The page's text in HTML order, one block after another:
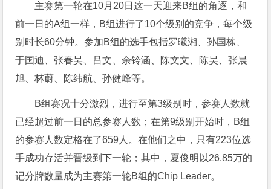
主赛第一轮在10月20日这一天迎来B组的角逐，和
前一日的A组一样，B组进行了10个级别的竞争，每个级
别时长60分钟。参加B组的选手包括罗曦湘、孙国栋、
于国迪、张春昊、吕文、余铃涵、陈文文、陈昊、张晨
旭、林蔚、陈纬航、孙健峰等。
B组赛况十分激烈，进行至第3级别时，参赛人数就
已经超过前一日的总参赛人数；在第9级别开始时，B组
的参赛人数定格在了659人。在他们之中，只有223位选
手成功存活并晋级到下一轮；其中，夏俊明以26.85万的
记分牌数量成为主赛第一轮B组的Chip Leader。